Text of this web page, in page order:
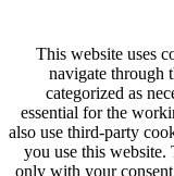
This website uses
navigate through
categorized as
essential for the
also use third-party
you use this
only with your